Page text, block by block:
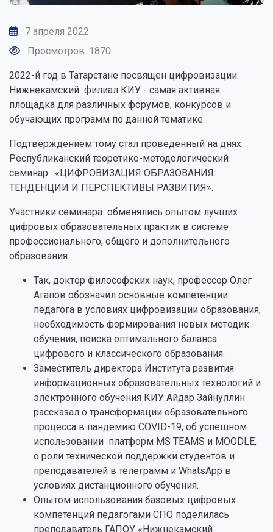
7 апреля 2022
Просмотров: 1870
2022-й год в Татарстане посвящен цифровизации.
Нижнекамский филиал КИУ - самая активная
площадка для различных форумов, конкурсов и
обучающих программ по данной тематике.
Подтверждением тому стал проведенный на днях
Республиканский теоретико-методологический
семинар: «ЦИФРОВИЗАЦИЯ ОБРАЗОВАНИЯ:
ТЕНДЕНЦИИ И ПЕРСПЕКТИВЫ РАЗВИТИЯ».
Участники семинара обменялись опытом лучших
цифровых образовательных практик в системе
профессионального, общего и дополнительного
образования.
Так, доктор философских наук, профессор Олег
Агапов обозначил основные компетенции
педагога в условиях цифровизации образования,
необходимость формирования новых методик
обучения, поиска оптимального баланса
цифрового и классического образования.
Заместитель директора Института развития
информационных образовательных технологий и
электронного обучения КИУ Айдар Зайнуллин
рассказал о трансформации образовательного
процесса в пандемию COVID-19, об успешном
использовании платформ MS TEAMS и MOODLE,
о роли технической поддержки студентов и
преподавателей в телеграмм и WhatsApp в
условиях дистанционного обучения.
Опытом использования базовых цифровых
компетенций педагогами СПО поделилась
преподаватель ГАПОУ «Нижнекамский